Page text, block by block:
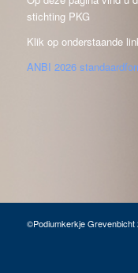
stichting PKG
Klik op onderstaande
ANBI 2026
©Podiumkerkje Grevenbicht